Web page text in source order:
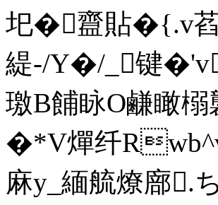
圯�齍貼�{.v
緹-/Y�/_键�'v
璬B餔眿O鹻瞰
�*V燀纤
麻y_緬艈燎廍.